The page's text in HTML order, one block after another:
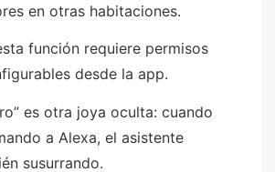
en otras habitaciones.
función requiere permisos
desde la app.
es otra joya oculta: cuando
a Alexa, el asistente
susurrando.